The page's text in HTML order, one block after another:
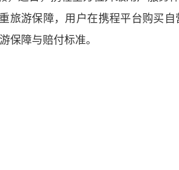
旅游保障，用户在携程平台购买
保障与赔付标准。